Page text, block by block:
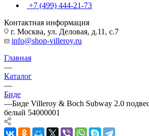
+7 (499) 444-21-73
Контактная информация
г. Москва, ул. Деловая, д.11, с.7
info@shop-villeroy.ru
Главная
—
Каталог
—
Биде
—Биде Villeroy & Boch Subway 2.0
белый 54000001